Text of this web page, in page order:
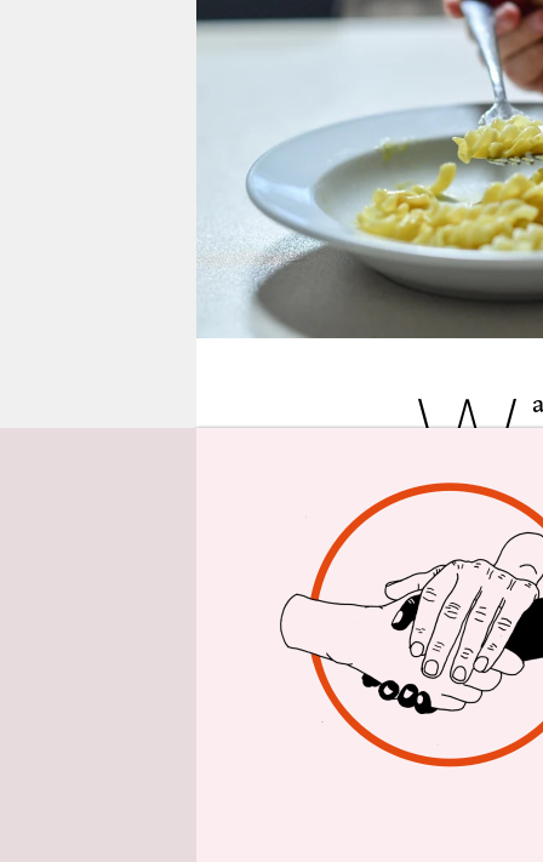
veranstaltungen
fragen & hilfe
unterstützen
genossenschaft
epaper login
W
ehrliche
Tochter,
Eltern …
„Du hast
unserem
im Monat
bleiben.